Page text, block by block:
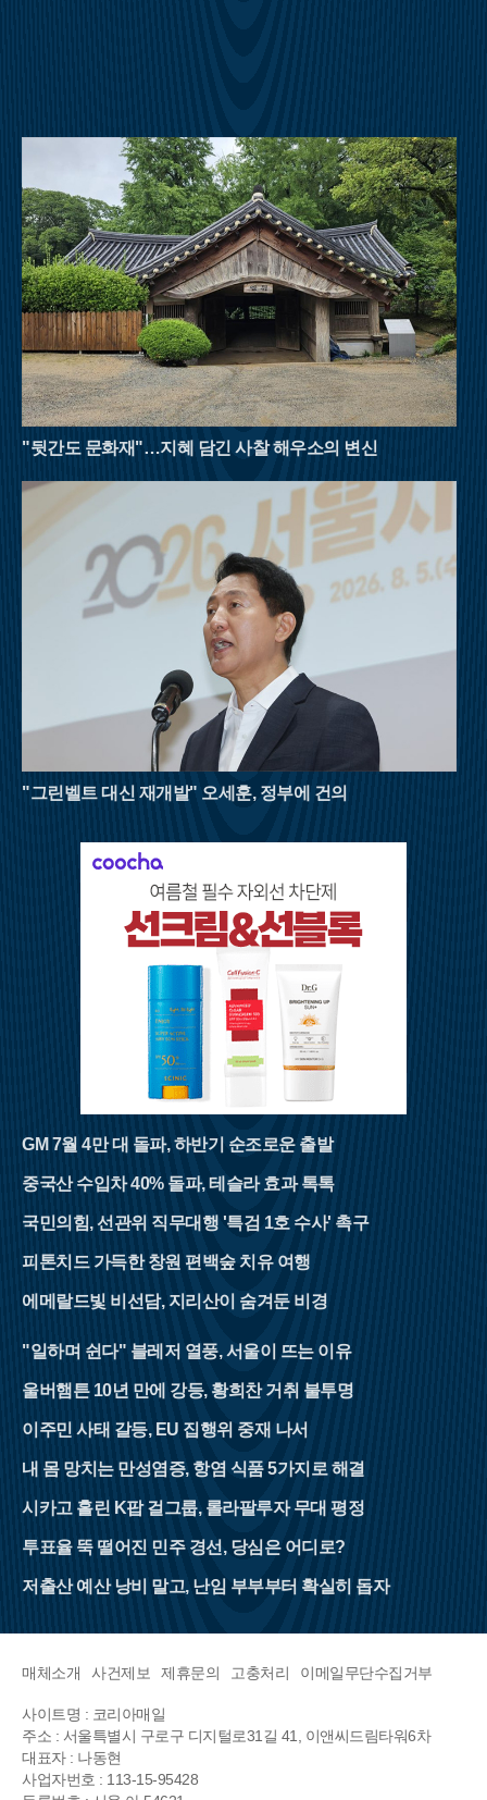
곡을 옮겨놓은 듯한 착각을 불러일으킨다. 좁은 협곡 사이로 불
어오는 차가운 산바람은 외부 기온보다 훨씬 낮은 온도를 유지하
며, 거대한 바위 벽이 천연 차양막 역할을 해 뙤약볕을 효과적으
로 막아준다.강원도 횡성의 청태산은 조선 태조 이성계가 그 푸
른 이끼와 울창한 숲에 반해 이름을 붙였다는 설화가 전해지는
곳이다. 국내 1세대 국립자연휴양림으로 지정될 만큼 숲의 보존
상태가 뛰어나며, 해발 1,200m에 달하는 고지대는 대도시보다 평
균 기온이 5~6도 이상 낮아 피서 산행에 최적화되어 있다. 태백산
맥을 넘어오는 시원한 영동의 바람은 한여름의 열기를 식혀주고,
경사가 완만한 육산의 특성상 체력 소모가 적어 초보자나 가족
단위 등산객들도 부담 없이 숲의 정취를 만끽할 수 있다.여름 산
행은 철저한 준비와 안전 수칙 준수가 필수적이다. 아무리 시원
한 계곡이라도 갑작스러운 폭우에 고립될 위험이 있으므로 기상
상황을 수시로 확인해야 하며, 충분한 수분 섭취와 적절한 휴식
며 걷는 시간은 폭염에 지친 현대인들에게 새로운 활력을 불어넣
어 줄 것이다. 8월의 명산들이 선사하는 짙푸른 초록의 위로를 받
으며 남은 여름을 건강하게 이겨내길 바란다.
"뒷간도 문화재"…지혜 담긴 사찰 해우소의 변신
"그린벨트 대신 재개발" 오세훈, 정부에 건의
GM 7월 4만 대 돌파, 하반기 순조로운 출발
중국산 수입차 40% 돌파, 테슬라 효과 톡톡
국민의힘, 선관위 직무대행 '특검 1호 수사' 촉구
피톤치드 가득한 창원 편백숲 치유 여행
에메랄드빛 비선담, 지리산이 숨겨둔 비경
"일하며 쉰다" 블레저 열풍, 서울이 뜨는 이유
울버햄튼 10년 만에 강등, 황희찬 거취 불투명
이주민 사태 갈등, EU 집행위 중재 나서
내 몸 망치는 만성염증, 항염 식품 5가지로 해결
시카고 홀린 K팝 걸그룹, 롤라팔루자 무대 평정
투표율 뚝 떨어진 민주 경선, 당심은 어디로?
저출산 예산 낭비 말고, 난임 부부부터 확실히 돕자
매체소개 사건제보 제휴문의 고충처리 이메일무단수집거부
사이트명 : 코리아매일
주소 : 서울특별시 구로구 디지털로31길 41, 이앤씨드림타워6차
대표자 : 나동현
사업자번호 : 113-15-95428